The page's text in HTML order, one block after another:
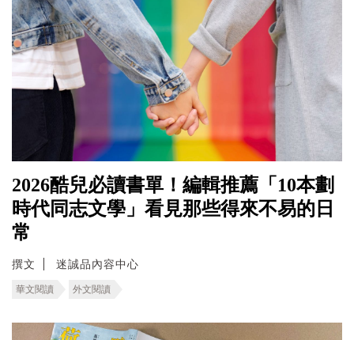
2026酷兒必讀書單！編輯推薦「10本劃
時代同志文學」看見那些得來不易的日
常
撰文 迷誠品內容中心
華文閱讀 外文閱讀